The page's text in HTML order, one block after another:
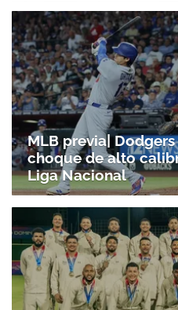
MLB previa|
choque de alto
Liga Nacional